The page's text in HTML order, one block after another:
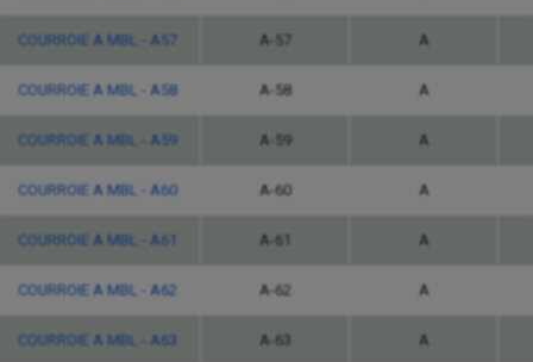
COURROIE A MBL - A57 A-57 A
COURROIE A MBL - A58 A-58 A
COURROIE A MBL - A59 A-59 A
COURROIE A MBL - A60 A-60 A
COURROIE A MBL - A61 A-61 A
COURROIE A MBL - A62 A-62 A
COURROIE A MBL - A63 A-63 A